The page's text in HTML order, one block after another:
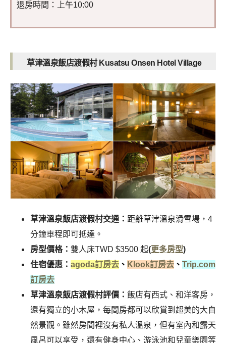
退房時間：上午10:00
草津溫泉飯店渡假村 Kusatsu Onsen Hotel Village
草津溫泉飯店渡假村交通： 距離草津溫泉滑雪場，4
分鐘車程即可抵達。
房型價格： 雙人床TWD $3500 起(更多房型)
住宿優惠： agoda訂房去 、 Klook訂房去 、 Trip.com
訂房去
草津溫泉飯店渡假村評價： 飯店有西式、和洋客房，
還有獨立的小木屋，每間房都可以欣賞到超美的大自
然景觀。雖然房間裡沒有私人溫泉，但有室內和露天
風呂可以享受，還有健身中心、游泳池和兒童樂園等